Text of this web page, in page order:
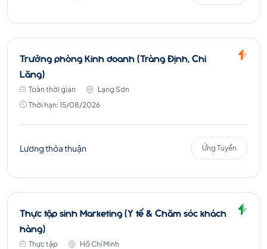
Trưởng phòng Kinh doanh (Tràng Định, Chi
Lăng)
Toàn thời gian
Lạng Sơn
Thời hạn: 15/08/2026
Lương thỏa thuận Ứng Tuyển
Thực tập sinh Marketing (Y tế & Chăm sóc khách
hàng)
Thực tập
Hồ Chí Minh